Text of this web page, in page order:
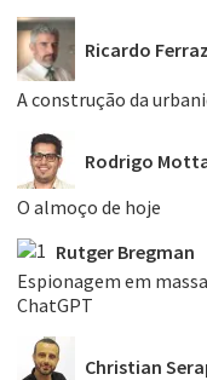
Ricardo Ferraz
A construção da
Rodrigo
O almoço de hoje
Rutger Bregman
Espionagem em
ChatGPT
Christian